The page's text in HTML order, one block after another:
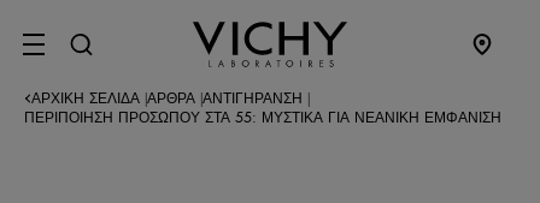
SITE MENU
ΑΡΧΙΚΉ ΣΕΛΊΔΑ ΆΡΘΡΑ ΑΝΤΙΓΉΡΑΝΣΗ
ΠΕΡΙΠΟΊΗΣΗ ΠΡΟΣΏΠΟΥ ΣΤΑ 55: ΜΥΣΤΙΚΆ ΓΙΑ ΝΕΑΝΙΚΉ ΕΜΦΆΝΙΣΗ